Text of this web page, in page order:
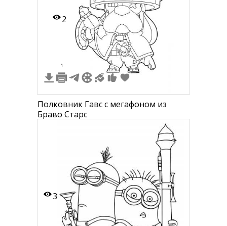
2
1
Полковник Гавс с мегафоном из
Браво Старс
3